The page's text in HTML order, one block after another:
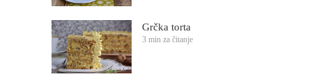
Grčka torta
3 min za čitanje